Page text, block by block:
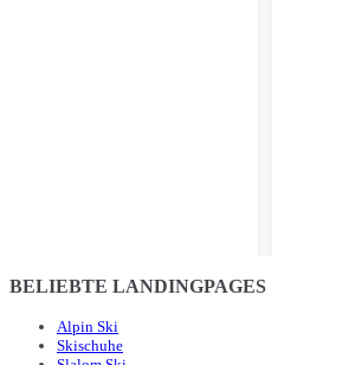
BELIEBTE LANDINGPAGES
Alpin Ski
Skischuhe